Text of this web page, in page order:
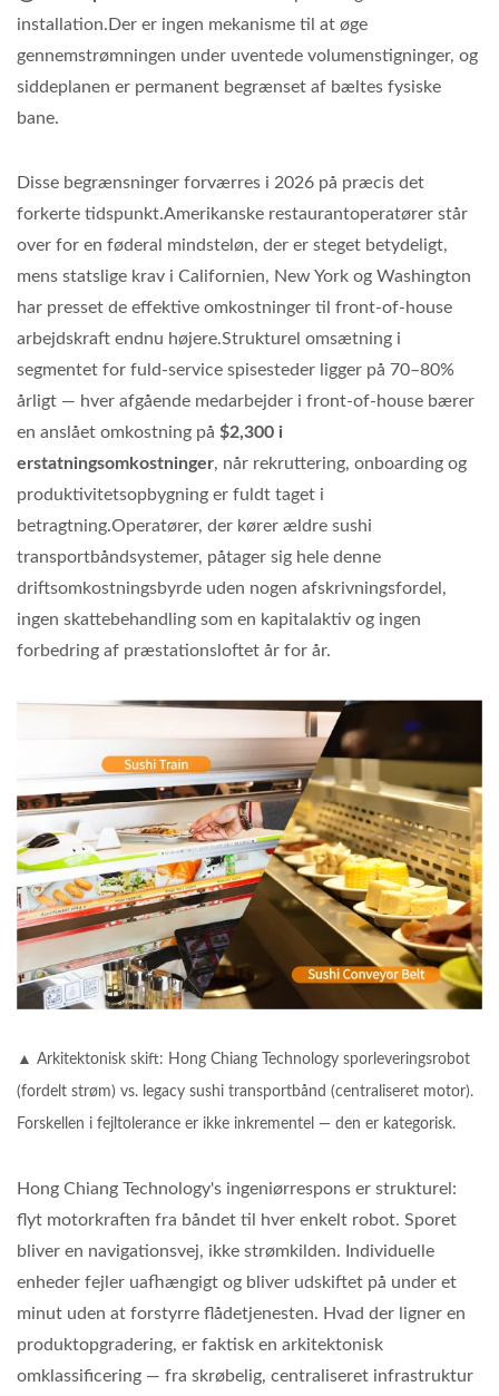
installation.Der er ingen mekanisme til at øge
gennemstrømningen under uventede volumenstigninger, og
siddeplanen er permanent begrænset af bæltes fysiske
bane.
Disse begrænsninger forværres i 2026 på præcis det
forkerte tidspunkt.Amerikanske restaurantoperatører står
over for en føderal mindsteløn, der er steget betydeligt,
mens statslige krav i Californien, New York og Washington
har presset de effektive omkostninger til front-of-house
arbejdskraft endnu højere.Strukturel omsætning i
segmentet for fuld-service spisesteder ligger på 70–80%
årligt — hver afgående medarbejder i front-of-house bærer
en anslået omkostning på $2,300 i
erstatningsomkostninger, når rekruttering, onboarding og
produktivitetsopbygning er fuldt taget i
betragtning.Operatører, der kører ældre sushi
transportbåndsystemer, påtager sig hele denne
driftsomkostningsbyrde uden nogen afskrivningsfordel,
ingen skattebehandling som en kapitalaktiv og ingen
forbedring af præstationsloftet år for år.
▲ Arkitektonisk skift: Hong Chiang Technology sporleveringsrobot
(fordelt strøm) vs. legacy sushi transportbånd (centraliseret motor).
Forskellen i fejltolerance er ikke inkrementel — den er kategorisk.
Hong Chiang Technology's ingeniørrespons er strukturel:
flyt motorkraften fra båndet til hver enkelt robot. Sporet
bliver en navigationsvej, ikke strømkilden. Individuelle
enheder fejler uafhængigt og bliver udskiftet på under et
minut uden at forstyrre flådetjenesten. Hvad der ligner en
produktopgradering, er faktisk en arkitektonisk
omklassificering — fra skrøbelig, centraliseret infrastruktur